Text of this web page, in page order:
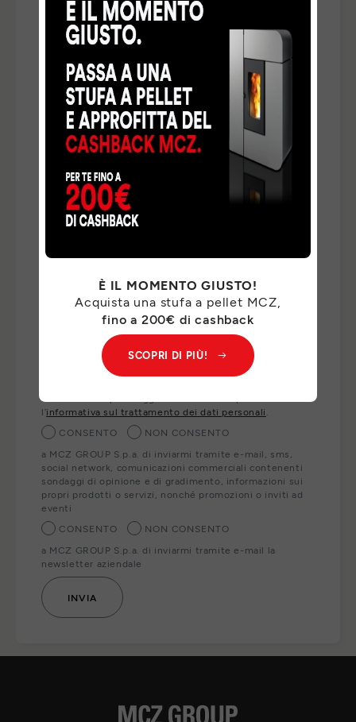
TELEFONO*
NAZIONE*
INDICA QUI DI CHE COSA HAI BISOGNO *
I Suoi dati personali saranno trattati da MCZ GROUP
consenso, per finalità di marketing. Per il riscontro delle
Sue richieste, potremo comunicare i Suoi dati personali
ai nostri partner locali che Le forniranno direttamente i
i Suoi diritti o per maggiori informazioni può consultare
l’informativa sul trattamento dei dati personali
CONSENTO
NON CONSENTO
a MCZ GROUP S.p.a. di inviarmi tramite e-mail, sms,
social network, comunicazioni commerciali contenenti
sondaggi di opinione e di gradimento, informazioni sui
propri prodotti o servizi, nonché promozioni o inviti ad
eventi
CONSENTO
NON CONSENTO
a MCZ GROUP S.p.a. di inviarmi tramite e-mail la
newsletter aziendale
È IL MOMENTO GIUSTO!
Acquista una stufa a pellet MCZ,
fino a 200€ di cashback
SCOPRI DI PIÙ!